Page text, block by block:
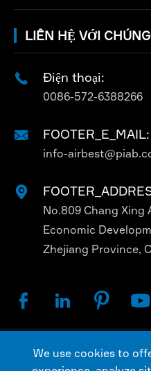
LIÊN HỆ VỚI
 Điện thoại:
0086-572-6388266
 FOOTER_E_MAIL:
info-

No.809 Chang Xing
Economic
Zhejiang Province,
   
Bản quyền ©AIRBEST
We use cookies to